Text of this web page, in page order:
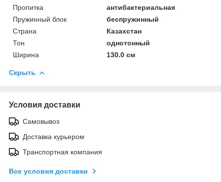
Пропитка
антибактериальная
Пружинный блок
беспружинный
Страна
Казахстан
Тон
однотонный
Ширина
130.0 см
Скрыть
Условия доставки
Самовывоз
Доставка курьером
Транспортная компания
Все условия доставки